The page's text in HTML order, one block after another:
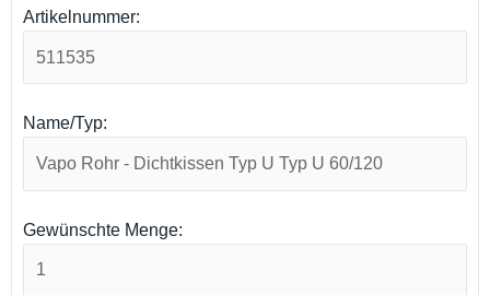
Artikelnummer:
Name/Typ:
Gewünschte Menge: